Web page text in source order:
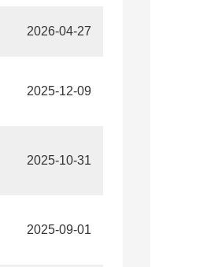
2026-04-27
2025-12-09
2025-10-31
2025-09-01